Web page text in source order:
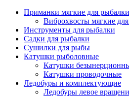
Приманки мягкие для рыбалки
Виброхвосты мягкие
Инструменты для рыбалки
Садки для рыбалки
Сушилки для рыбы
Катушки рыболовные
Катушки
Катушки проводочные
Ледобуры и комплектующие
Ледобуры левое